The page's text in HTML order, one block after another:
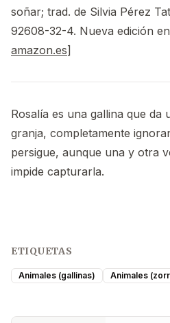
soñar; trad. de Silvia Pérez
92608-32-4. Nueva edición
amazon.es]
Rosalía es una gallina que da
granja, completamente
persigue, aunque una y otra
impide capturarla.
ETIQUETAS
Animales (gallinas) Animales